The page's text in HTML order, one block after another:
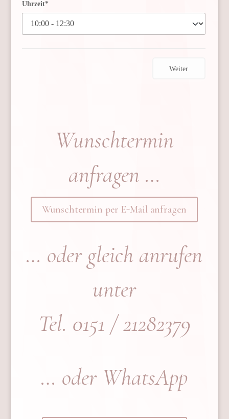
Uhrzeit*
Weiter
Wunschtermin
anfragen …
Wunschtermin per E-Mail anfragen
… oder gleich anrufen
unter
Tel. 0151 / 21282379
… oder WhatsApp